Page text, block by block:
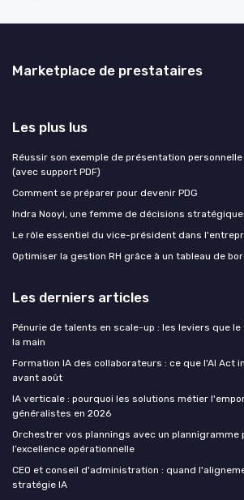
Marketplace de prestataires
Les plus lus
Réussir son exemple de présentation personnelle
(avec support PDF)
Comment se préparer pour devenir PDG
Indra Nooyi, une femme de décisions
Le rôle essentiel du vice-président dans
Optimiser la gestion RH grâce à un tableau de
Les derniers articles
Pénurie de talents en scale-up : les leviers que
la main
Formation IA des collaborateurs : ce que l'AI Act
avant août
IA verticale : pourquoi les solutions métier
généralistes en 2026
Orchestrer vos plannings avec un plannigramme
l’excellence opérationnelle
CEO et conseil d'administration : quand
stratégie IA